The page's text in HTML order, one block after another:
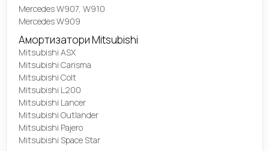
Mercedes W907, W910
Mercedes W909
Амортизатори Mitsubishi
Mitsubishi ASX
Mitsubishi Carisma
Mitsubishi Colt
Mitsubishi L200
Mitsubishi Lancer
Mitsubishi Outlander
Mitsubishi Pajero
Mitsubishi Space Star